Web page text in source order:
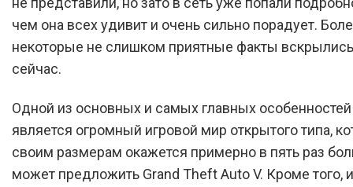
чем она всех удивит и очень сильно порадует.
некоторые не слишком приятные факты
сейчас.
Одной из основных и самых главных
является огромный игровой мир открытого типа,
своим размерам окажется примерно в пять раз
может предложить Grand Theft Auto V. Кроме того,